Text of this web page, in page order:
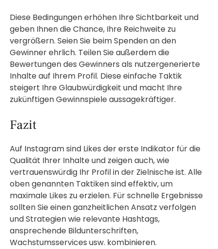
Diese Bedingungen erhöhen Ihre Sichtbarkeit und
geben Ihnen die Chance, Ihre Reichweite zu
vergrößern. Seien Sie beim Spenden an den
Gewinner ehrlich. Teilen Sie außerdem die
Bewertungen des Gewinners als nutzergenerierte
Inhalte auf Ihrem Profil. Diese einfache Taktik
steigert Ihre Glaubwürdigkeit und macht Ihre
zukünftigen Gewinnspiele aussagekräftiger.
Fazit
Auf Instagram sind Likes der erste Indikator für die
Qualität Ihrer Inhalte und zeigen auch, wie
vertrauenswürdig Ihr Profil in der Zielnische ist. Alle
oben genannten Taktiken sind effektiv, um
maximale Likes zu erzielen. Für schnelle Ergebnisse
sollten Sie einen ganzheitlichen Ansatz verfolgen
und Strategien wie relevante Hashtags,
ansprechende Bildunterschriften,
Wachstumsservices usw. kombinieren.